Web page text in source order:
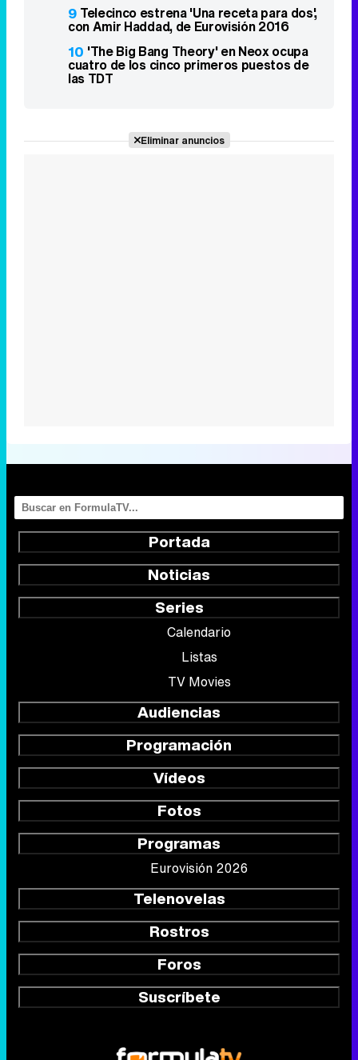
9 Telecinco estrena 'Una receta para dos',
con Amir Haddad, de Eurovisión 2016
10 'The Big Bang Theory' en Neox ocupa
cuatro de los cinco primeros puestos de
las TDT
Eliminar anuncios
Portada
Noticias
Series
Calendario
Listas
TV Movies
Audiencias
Programación
Vídeos
Fotos
Programas
Eurovisión 2026
Telenovelas
Rostros
Foros
Suscríbete